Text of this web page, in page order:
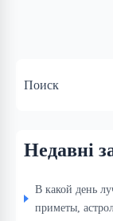
Поиск
Недавні
В какой день
приметы,